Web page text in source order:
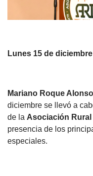
Lunes 15 de
Mariano Roque
diciembre se llevó a
de la Asociación Rural
presencia de los
especiales.